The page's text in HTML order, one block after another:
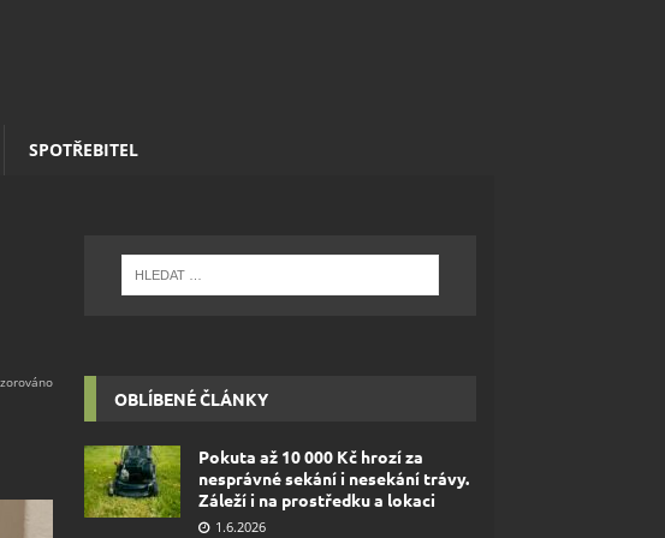
SPOTŘEBITEL
OBLÍBENÉ ČLÁNKY
Pokuta až 10 000 Kč hrozí za
nesprávné sekání i nesekání trávy.
Záleží i na prostředku a lokaci
1.6.2026